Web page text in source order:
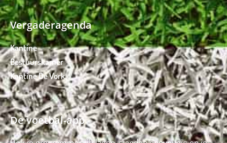
Vergaderagenda
Kantine
Bestuurskamer
Kantine De Vork
De voetbal-app